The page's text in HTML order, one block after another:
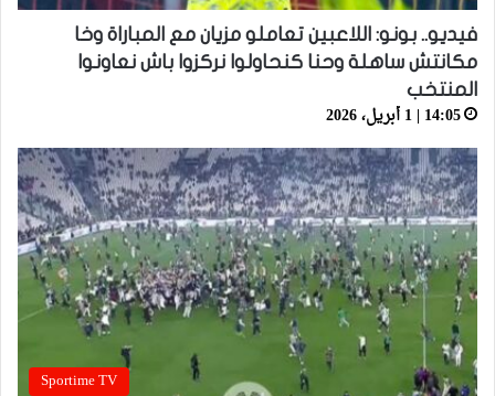
فيديو.. بونو: اللاعبين تعاملو مزيان مع المباراة وخا
مكانتش ساهلة وحنا كنحاولوا نركزوا باش نعاونوا
المنتخب
14:05 | 1 أبريل، 2026
Sportime TV